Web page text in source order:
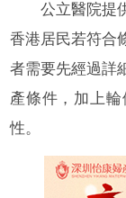
公立醫院提
香港居民若符合
者需要先經過詳
產條件，加上
性。